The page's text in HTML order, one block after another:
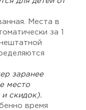
Места в
за 1
заранее
место
и скидок).
время